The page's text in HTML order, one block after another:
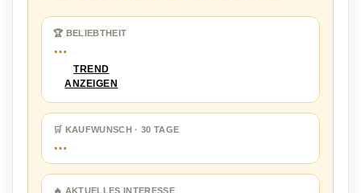
🏆 BELIEBTHEIT
…
TREND
ANZEIGEN
🛒 KAUFWUNSCH · 30 TAGE
…
🔥 AKTUELLES INTERESSE